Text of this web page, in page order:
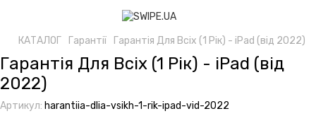
КАТАЛОГ Гарантії Гарантія Для Всіх (1 Рік) - iPad (від 2022)
Гарантія Для Всіх (1 Рік) - iPad (від
2022)
Артикул: harantiia-dlia-vsikh-1-rik-ipad-vid-2022